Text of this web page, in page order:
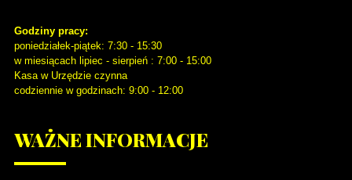
Godziny pracy:
poniedziałek-piątek: 7:30 - 15:30
w miesiącach lipiec - sierpień : 7:00 - 15:00
Kasa w Urzędzie czynna
codziennie w godzinach: 9:00 - 12:00
WAŻNEINFORMACJE